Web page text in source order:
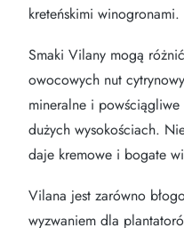
kreteńskimi winogronami.
Smaki Vilany mogą
owocowych nut
mineralne i
dużych wysokościach.
daje kremowe i bogate
Vilana jest zarówno
wyzwaniem dla